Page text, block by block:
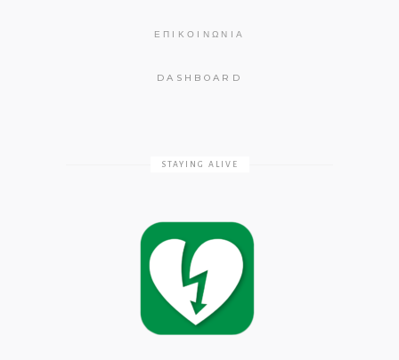
ΕΠΙΚΟΙΝΩΝΊΑ
DASHBOARD
STAYING ALIVE